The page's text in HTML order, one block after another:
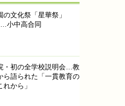
の文化祭「星華祭」
小中高合同
・初の全学校説明会…教
ら語られた「一貫教育の
れから」